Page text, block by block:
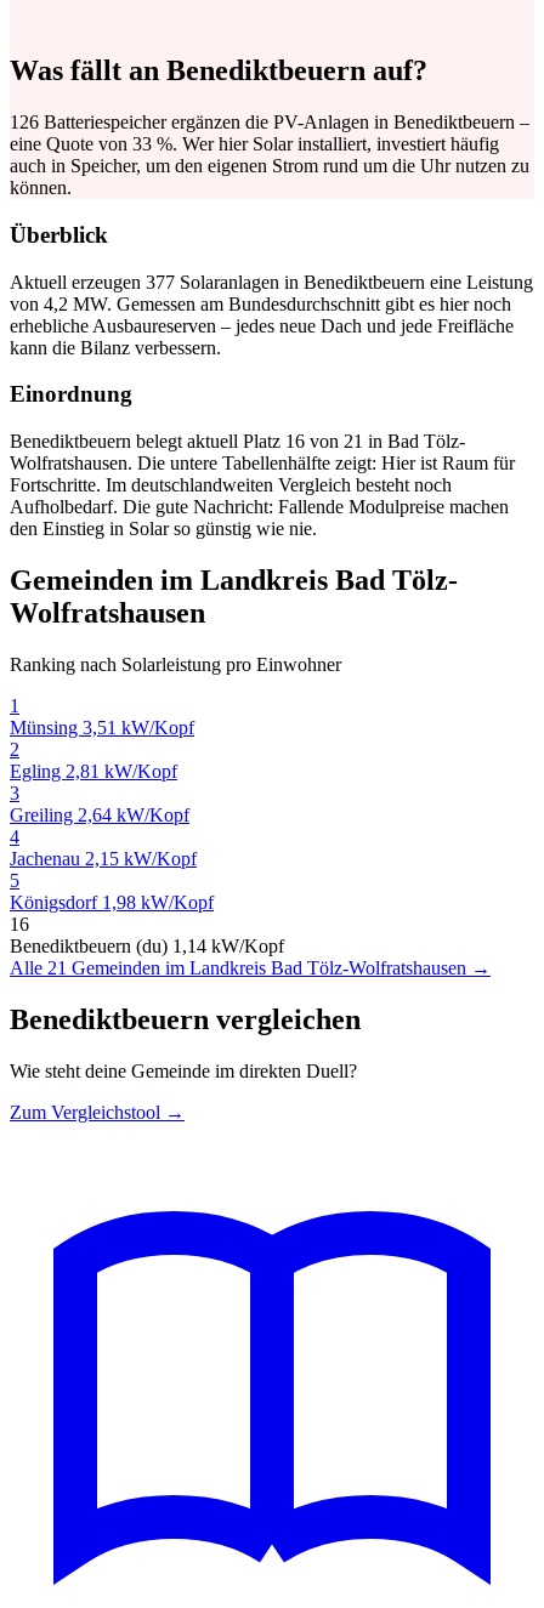
Was fällt an Benediktbeuern auf?
126 Batteriespeicher ergänzen die PV-Anlagen in Benediktbeuern –
eine Quote von 33 %. Wer hier Solar installiert, investiert häufig
auch in Speicher, um den eigenen Strom rund um die Uhr nutzen zu
können.
Überblick
Aktuell erzeugen 377 Solaranlagen in Benediktbeuern eine Leistung
von 4,2 MW. Gemessen am Bundesdurchschnitt gibt es hier noch
erhebliche Ausbaureserven – jedes neue Dach und jede Freifläche
kann die Bilanz verbessern.
Einordnung
Benediktbeuern belegt aktuell Platz 16 von 21 in Bad Tölz-
Wolfratshausen. Die untere Tabellenhälfte zeigt: Hier ist Raum für
Fortschritte. Im deutschlandweiten Vergleich besteht noch
Aufholbedarf. Die gute Nachricht: Fallende Modulpreise machen
den Einstieg in Solar so günstig wie nie.
Gemeinden im Landkreis Bad Tölz-
Wolfratshausen
Ranking nach Solarleistung pro Einwohner
1
Münsing 3,51 kW/Kopf
2
Egling 2,81 kW/Kopf
3
Greiling 2,64 kW/Kopf
4
Jachenau 2,15 kW/Kopf
5
Königsdorf 1,98 kW/Kopf
16
Benediktbeuern (du) 1,14 kW/Kopf
Alle 21 Gemeinden im Landkreis Bad Tölz-Wolfratshausen →
Benediktbeuern vergleichen
Wie steht deine Gemeinde im direkten Duell?
Zum Vergleichstool →